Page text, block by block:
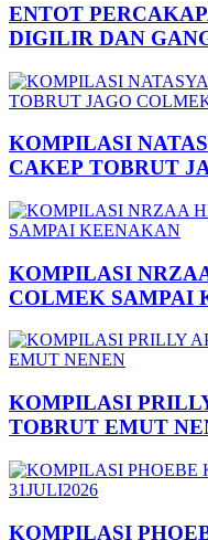
ENTOT
DIGILIR DAN
KOMPILASI
CAKEP TOBRUT
KOMPILASI
COLMEK SAMPAI
KOMPILASI
TOBRUT EMUT
KOMPILASI